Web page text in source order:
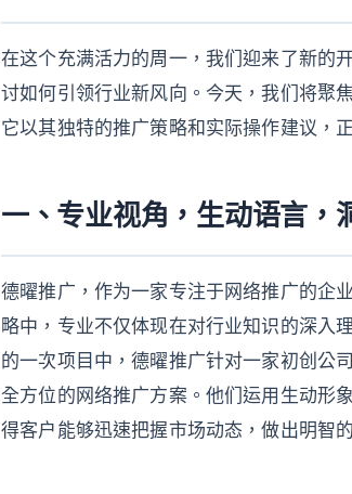
在这个充满活力的周一，我们迎来了新的
讨如何引领行业新风向。今天，我们将聚
它以其独特的推广策略和实际操作建议，
一、专业视角，生动语言，
德曜推广，作为一家专注于网络推广的企
略中，专业不仅体现在对行业知识的深入
的一次项目中，德曜推广针对一家初创公
全方位的网络推广方案。他们运用生动形
得客户能够迅速把握市场动态，做出明智